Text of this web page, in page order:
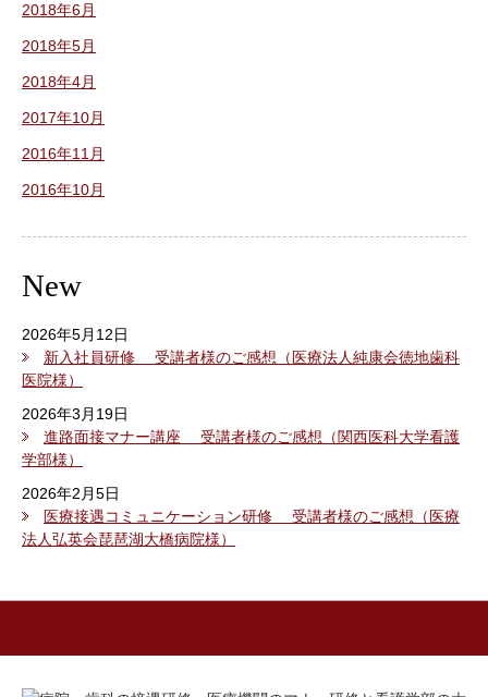
2018年6月
2018年5月
2018年4月
2017年10月
2016年11月
2016年10月
New
2026年5月12日
新入社員研修 受講者様のご感想（医療法人純康会徳地歯科
医院様）
2026年3月19日
進路面接マナー講座 受講者様のご感想（関西医科大学看護
学部様）
2026年2月5日
医療接遇コミュニケーション研修 受講者様のご感想（医療
法人弘英会琵琶湖大橋病院様）